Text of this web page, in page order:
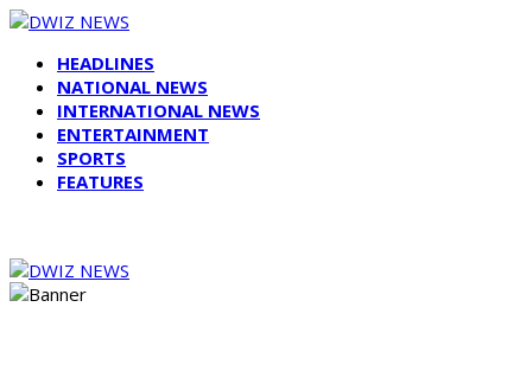
HEADLINES
NATIONAL NEWS
INTERNATIONAL NEWS
ENTERTAINMENT
SPORTS
FEATURES